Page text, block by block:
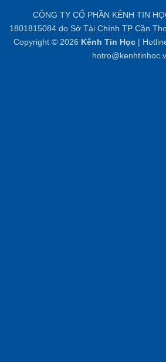
CÔNG TY CỔ PHẦN KÊNH TIN
1801815084 do Sở Tài Chính TP Cần
Copyright © 2026 Kênh Tin Học|